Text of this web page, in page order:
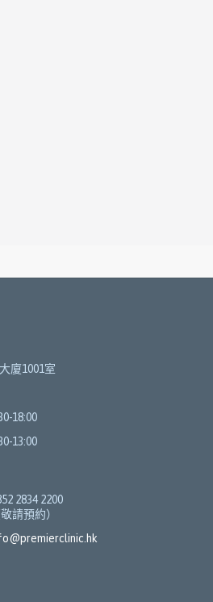
廈1001室
18:00
13:00
2834 2200
敬請預約）